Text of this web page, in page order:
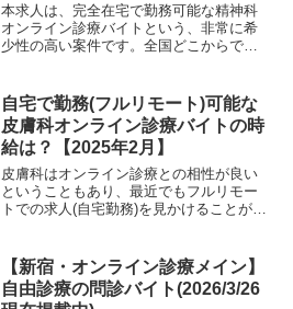
本求人は、完全在宅で勤務可能な精神科
オンライン診療バイトという、非常に希
少性の高い案件です。全国どこからでも
なっており、子育て中の医師や副業希望
の医師にとって非常に...
自宅で勤務(フルリモート)可能な
皮膚科オンライン診療バイトの時
給は？【2025年2月】
皮膚科はオンライン診療との相性が良い
ということもあり、最近でもフルリモー
トでの求人(自宅勤務)を見かけることがあ
る。・自由診療(美肌治療など)か、保険診
療か。・内科や小児科な...
【新宿・オンライン診療メイン】
自由診療の問診バイト(2026/3/26